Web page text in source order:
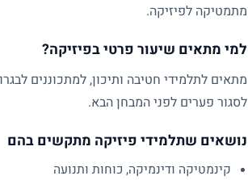
מתמטיקה לפיזיקה.
למי מתאים שיעור פרטי בפיזיקה?
לסגור פערים לפני המבחן הבא.
נושאים שתלמידי פיזיקה מתקשים בהם
קינמטיקה ודינמיקה, כוחות ותנועה